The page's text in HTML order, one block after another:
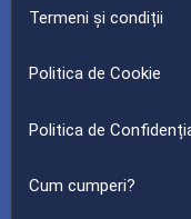
Termeni și condiții
Politica de Cookie
Politica de
Cum cumperi?